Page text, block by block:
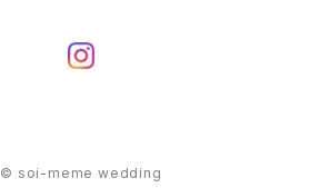
© soi-meme wedding